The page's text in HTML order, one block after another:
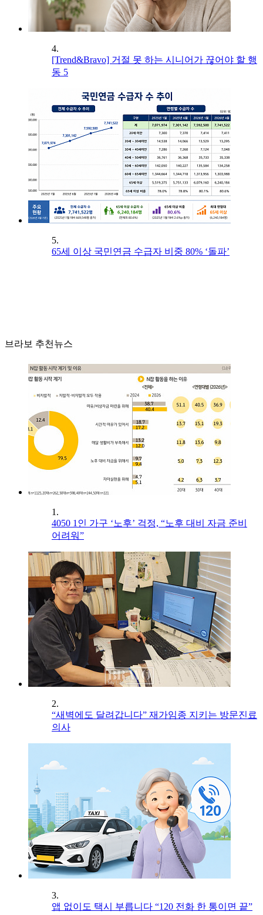
4.
[Trend&Bravo] 거절 못 하는 시니어가 끊어야 할 행
동 5
5.
65세 이상 국민연금 수급자 비중 80% ‘돌파’
브라보 추천뉴스
1.
4050 1인 가구 ‘노후’ 걱정, “노후 대비 자금 준비
어려워”
2.
“새벽에도 달려갑니다” 재가임종 지키는 방문진료
의사
3.
앱 없이도 택시 부릅니다 “120 전화 한 통이면 끝”